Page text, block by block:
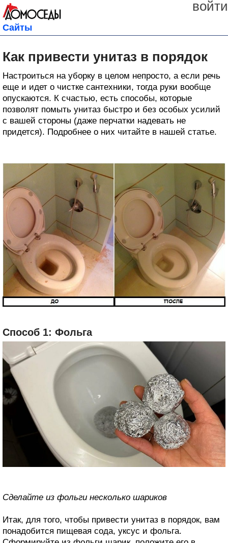
войти
Сайты
Как привести унитаз в порядок
Настроиться на уборку в целом непросто, а если речь
еще и идет о чистке сантехники, тогда руки вообще
опускаются. К счастью, есть способы, которые
позволят помыть унитаз быстро и без особых усилий
с вашей стороны (даже перчатки надевать не
придется). Подробнее о них читайте в нашей статье.
Способ 1: Фольга
Сделайте из фольги несколько шариков
Итак, для того, чтобы привести унитаз в порядок, вам
понадобится пищевая сода, уксус и фольга.